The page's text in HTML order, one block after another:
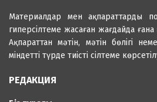
Материалдар мен ақпараттарды
гиперсілтеме жасаған жағдайда ғана
Ақпараттан мәтін, мәтін бөлігі
міндетті түрде тиісті сілтеме
РЕДАКЦИЯ